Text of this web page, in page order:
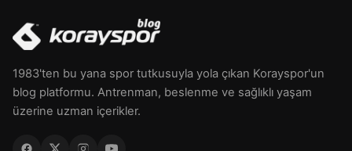
1983'ten bu yana spor tutkusuyla yola çıkan Korayspor'un
blog platformu. Antrenman, beslenme ve sağlıklı yaşam
üzerine uzman içerikler.